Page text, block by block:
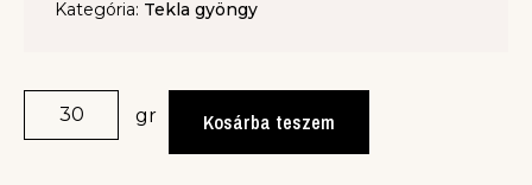
Kategória: Tekla gyöngy
gr Kosárba teszem